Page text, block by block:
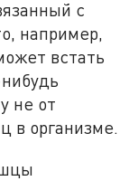
с
например,
встать
не от
в организме.